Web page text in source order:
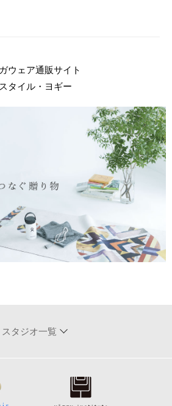
ウェア通販サイト
スタイル・ヨギー
スタジオ一覧